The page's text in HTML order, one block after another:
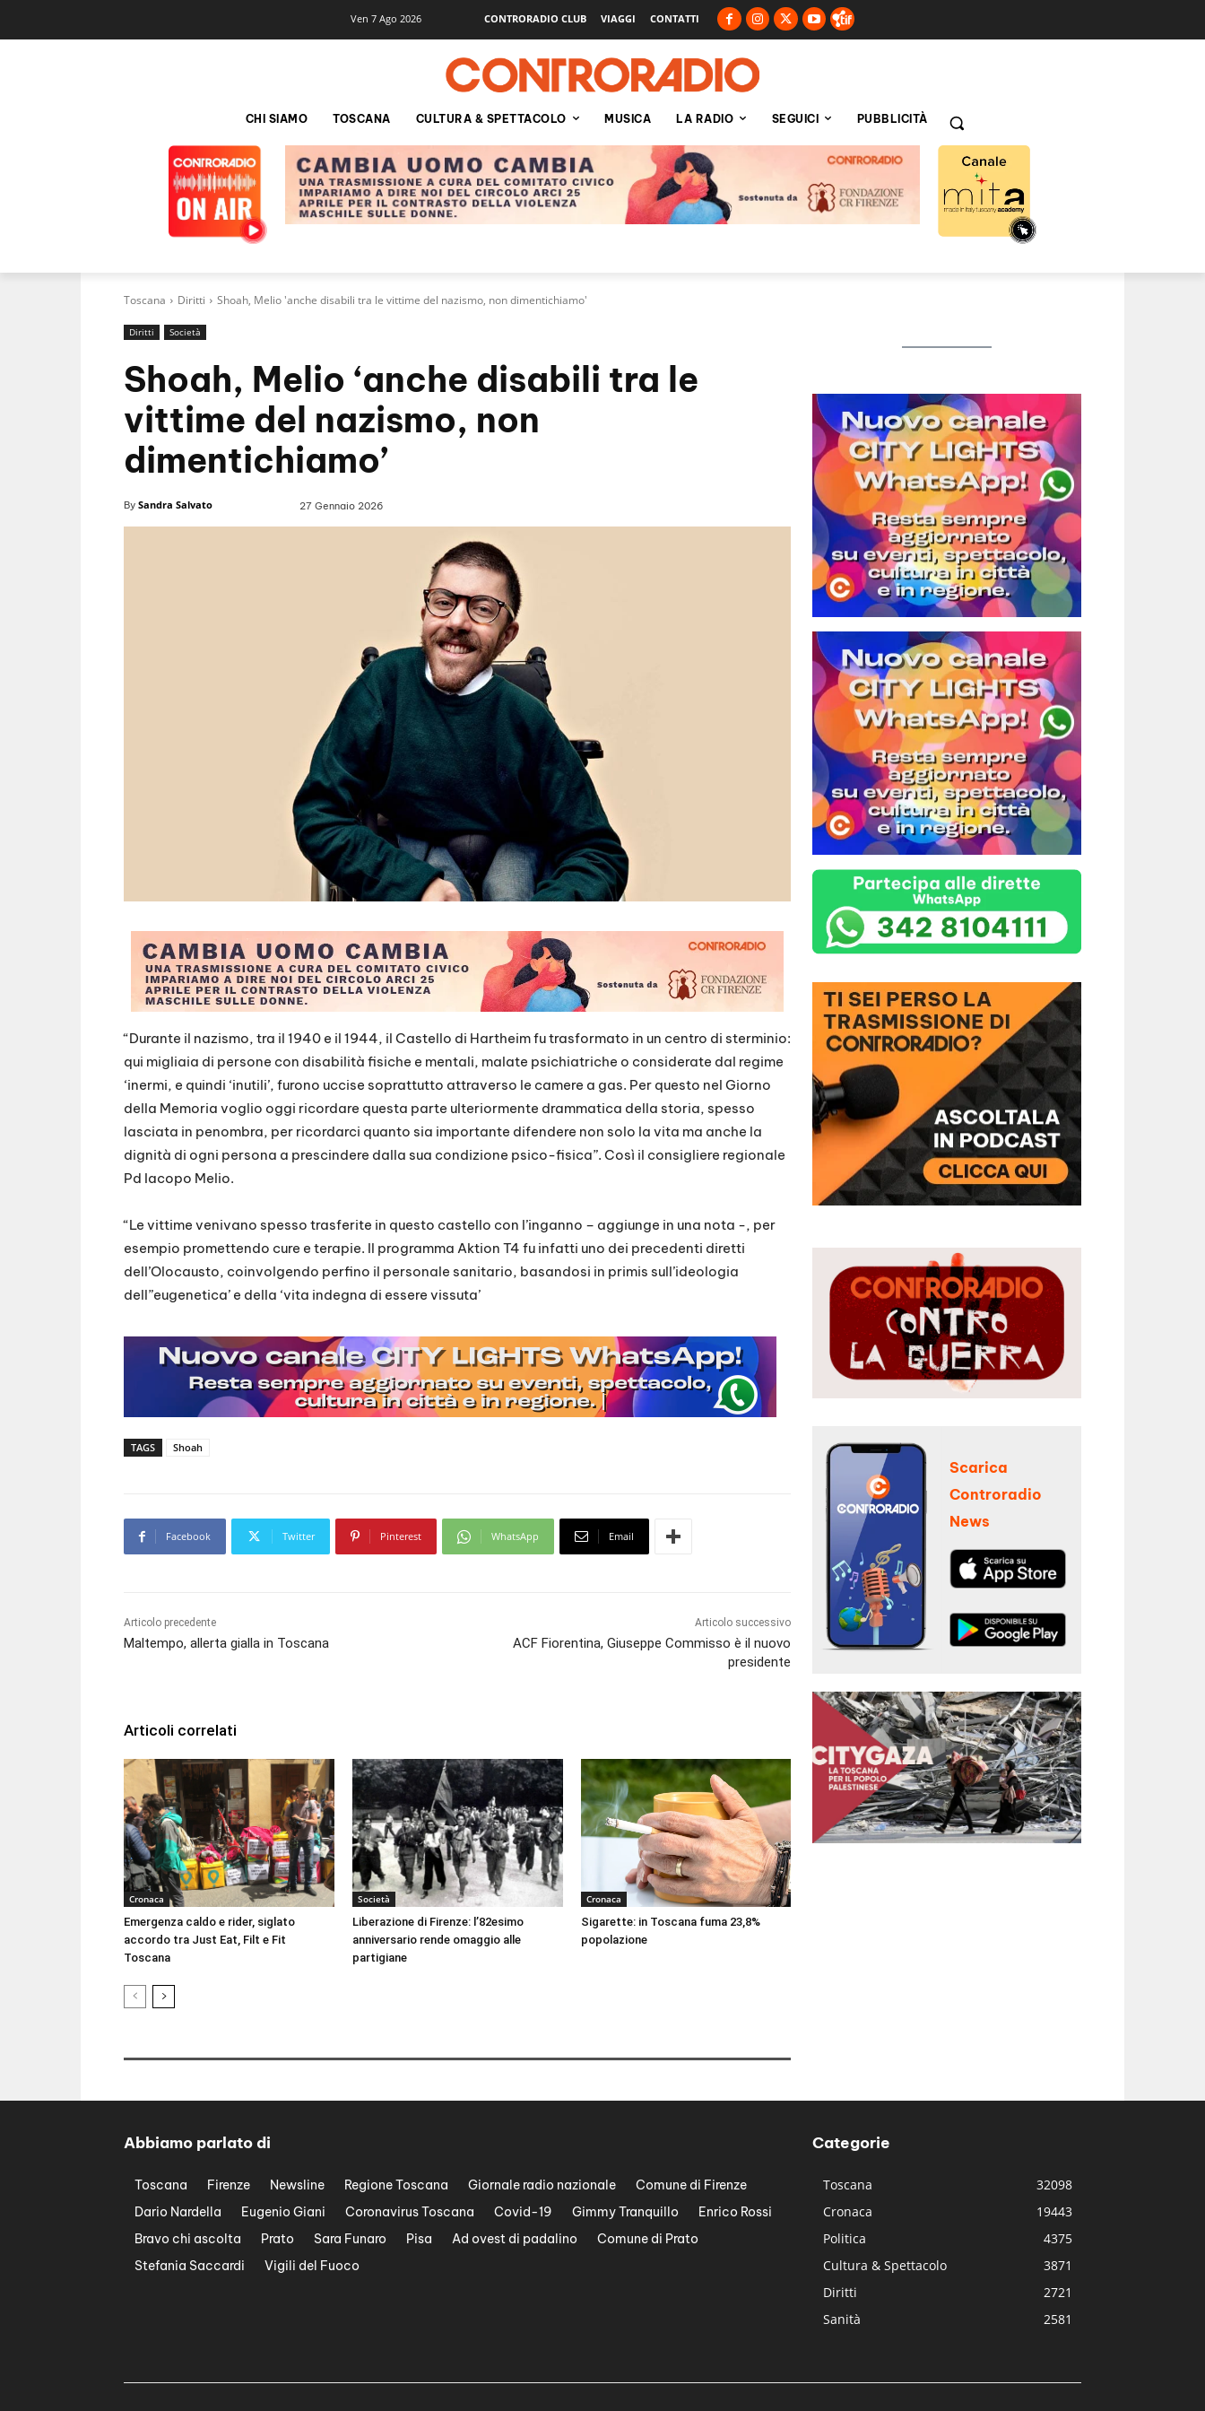
Ven 7 Ago 2026 CONTRORADIO CLUB VIAGGI CONTATTI
CHI SIAMO TOSCANA CULTURA & SPETTACOLO MUSICA LA RADIO SEGUICI PUBBLICITÀ
Toscana Diritti Shoah, Melio 'anche disabili tra le vittime del nazismo, non dimentichiamo'
Diritti Società
Shoah, Melio ‘anche disabili tra le
vittime del nazismo, non
dimentichiamo’
By Sandra Salvato 27 Gennaio 2026
“Durante il nazismo, tra il 1940 e il 1944, il Castello di Hartheim fu trasformato in un centro di sterminio:
qui migliaia di persone con disabilità fisiche e mentali, malate psichiatriche o considerate dal regime
‘inermi, e quindi ‘inutili’, furono uccise soprattutto attraverso le camere a gas. Per questo nel Giorno
della Memoria voglio oggi ricordare questa parte ulteriormente drammatica della storia, spesso
lasciata in penombra, per ricordarci quanto sia importante difendere non solo la vita ma anche la
dignità di ogni persona a prescindere dalla sua condizione psico-fisica”. Così il consigliere regionale
Pd Iacopo Melio.
“Le vittime venivano spesso trasferite in questo castello con l’inganno – aggiunge in una nota -, per
esempio promettendo cure e terapie. Il programma Aktion T4 fu infatti uno dei precedenti diretti
dell’Olocausto, coinvolgendo perfino il personale sanitario, basandosi in primis sull’ideologia
dell”eugenetica’ e della ‘vita indegna di essere vissuta’
TAGS Shoah
Facebook Twitter Pinterest WhatsApp Email
Articolo precedente
Maltempo, allerta gialla in Toscana
Articolo successivo
ACF Fiorentina, Giuseppe Commisso è il nuovo
presidente
Articoli correlati
Cronaca
Emergenza caldo e rider, siglato
accordo tra Just Eat, Filt e Fit
Toscana
Società
Liberazione di Firenze: l’82esimo
anniversario rende omaggio alle
partigiane
Cronaca
Sigarette: in Toscana fuma 23,8%
popolazione
Scarica
Controradio
News
Abbiamo parlato di
Toscana Firenze Newsline Regione Toscana Giornale radio nazionale
Comune di Firenze
Dario Nardella
Eugenio Giani Coronavirus Toscana Covid-19 Gimmy Tranquillo
Enrico Rossi
Bravo chi ascolta
Prato Sara Funaro Pisa Ad ovest di padalino
Comune di Prato
Stefania Saccardi
Vigili del Fuoco
Categorie
Toscana
32098
Cronaca
19443
Politica
4375
Cultura & Spettacolo
3871
Diritti
2721
Sanità
2581